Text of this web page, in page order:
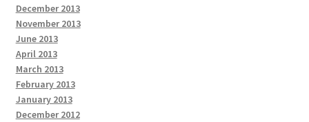
December 2013
November 2013
June 2013
April 2013
March 2013
February 2013
January 2013
December 2012